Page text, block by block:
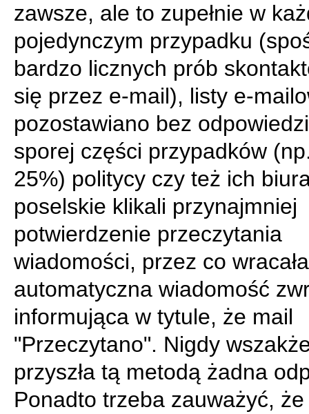
zawsze, ale to zupełnie w
pojedynczym przypadku
bardzo licznych prób
się przez e-mail), listy e-
pozostawiano bez
sporej części przypadków
25%) politycy czy też ich
poselskie klikali przynajmniej
potwierdzenie przeczytania
wiadomości, przez co wracała
automatyczna wiadomość
informująca w tytule, że mail
"Przeczytano". Nigdy
przyszła tą metodą żadna
Ponadto trzeba zauważyć,